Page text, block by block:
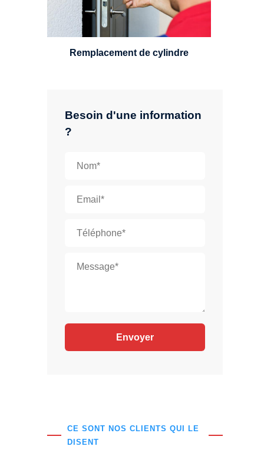
Besoin d'une information
?
CE SONT NOS CLIENTS QUI LE
DISENT
leviers, Mul-T-Lock ou encore
multipoints.
Remplacement de cylindre